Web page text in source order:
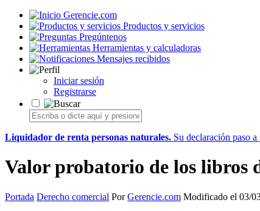
Gerencie.com
Productos y servicios
Pregúntenos
Herramientas y calculadoras
Mensajes recibidos
Iniciar sesión
Registrarse
Liquidador de renta personas naturales. Su declaración paso
Valor probatorio de los libros
Portada Derecho comercial PorGerencie.com Modificado el 03/